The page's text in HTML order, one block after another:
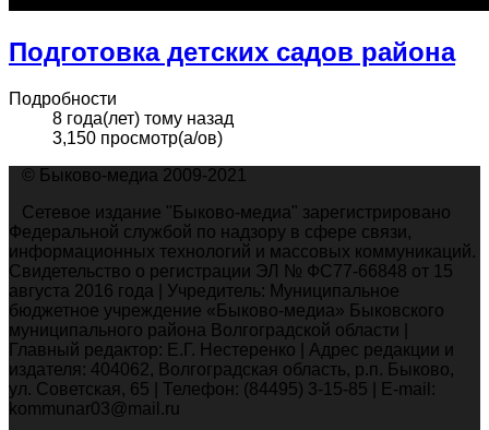
Подготовка детских садов района
Подробности
8 года(лет) тому назад
3,150 просмотр(а/ов)
© Быково-медиа 2009-2021
Сетевое издание "Быково-медиа" зарегистрировано
Федеральной службой по надзору в сфере связи,
информационных технологий и массовых коммуникаций.
Свидетельство о регистрации ЭЛ № ФС77-66848 от 15
августа 2016 года | Учредитель: Муниципальное
бюджетное учреждение «Быково-медиа» Быковского
муниципального района Волгоградской области |
Главный редактор: Е.Г. Нестеренко | Адрес редакции и
издателя: 404062, Волгоградская область, р.п. Быково,
ул. Советская, 65 | Телефон: (84495) 3-15-85 | E-mail:
kommunar03@mail.ru